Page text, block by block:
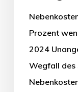
Prozent
2024
Wegfall des